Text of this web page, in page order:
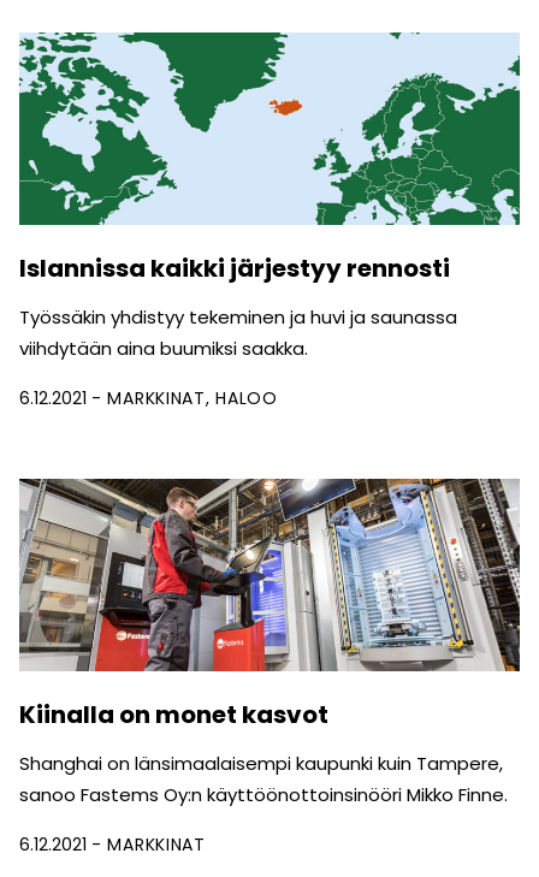
Islannissa kaikki järjestyy rennosti
Työssäkin yhdistyy tekeminen ja huvi ja saunassa
viihdytään aina buumiksi saakka.
6.12.2021 MARKKINAT HALOO
Kiinalla on monet kasvot
Shanghai on länsimaalaisempi kaupunki kuin Tampere,
sanoo Fastems Oy:n käyttöönottoinsinööri Mikko Finne.
6.12.2021 MARKKINAT